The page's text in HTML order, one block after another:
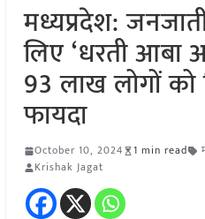
मध्यप्रदेश:
लिए ‘धरती आबा
93 लाख लोगों को
फायदा
October 10, 2024 1 min read
Krishak Jagat